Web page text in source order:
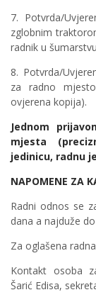
7. Potvrda/
zglobnim
radnik u
8. Potvrda/
za radno
ovjerena kopija).
Jednom
mjesta
jedinicu, radnu
NAPOMENE ZA
Radni odnos se
dana a najduže
Za oglašena
Kontakt osoba
Šarić Edisa,